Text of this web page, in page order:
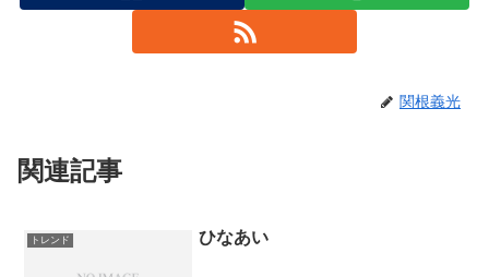
関根義光
関連記事
トレンド ひなあい